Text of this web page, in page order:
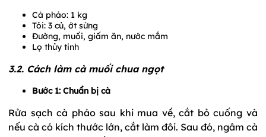
Cà pháo: 1 kg
Tỏi: 3 củ, ớt sừng
Đường, muối, giấm ăn, nước mắm
Lọ thủy tinh
3.2. Cách làm cà muối chua ngọt
Bước 1: Chuẩn bị cà
Rửa sạch cà pháo sau khi mua về, cắt bỏ cuống và
nếu cà có kích thước lớn, cắt làm đôi. Sau đó, ngâm cà